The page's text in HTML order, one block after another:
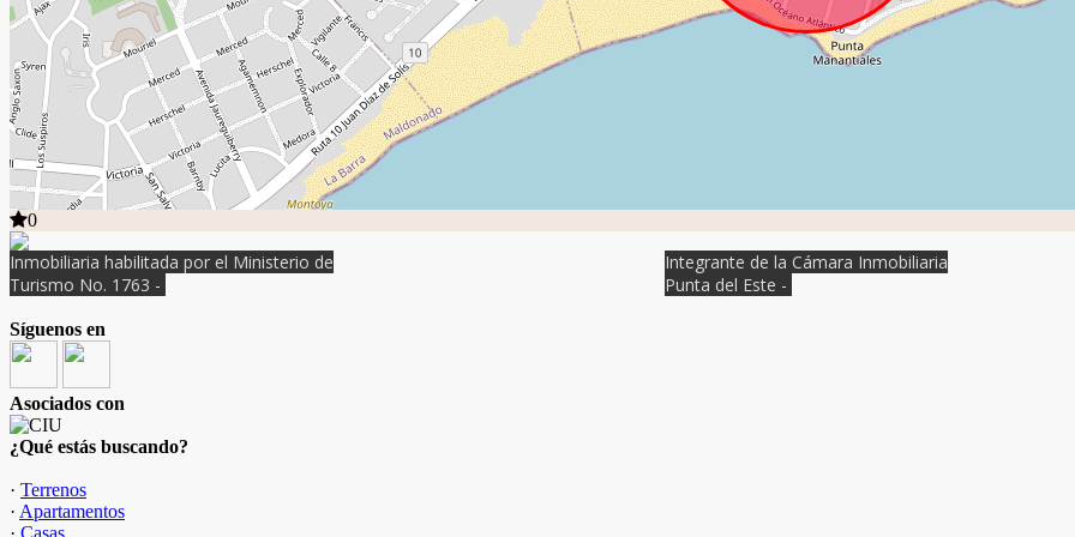
0
Inmobiliaria habilitada por el Ministerio de
Turismo No. 1763 -
Integrante de la Cámara Inmobiliaria
Punta del Este -
Síguenos en
Asociados con
¿Qué estás buscando?
· Terrenos
· Apartamentos
· Casas